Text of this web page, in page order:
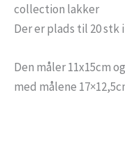
collection lakker
Der er plads til 20 stk
Den måler 11x15cm
med målene